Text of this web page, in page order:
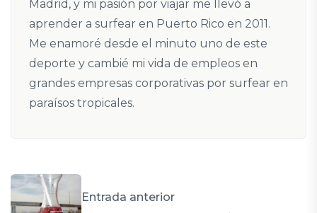
Madrid, y mi pasión por viajar me llevó a
aprender a surfear en Puerto Rico en 2011.
Me enamoré desde el minuto uno de este
deporte y cambié mi vida de empleos en
grandes empresas corporativas por surfear en
paraísos tropicales.
Entrada anterior